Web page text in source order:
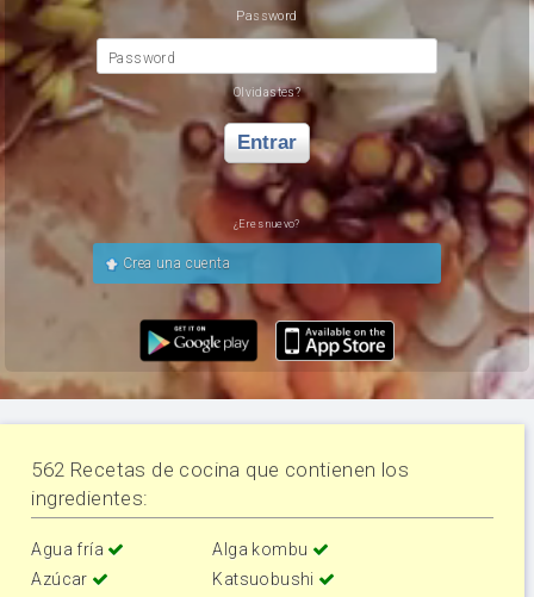
Password
Password
Olvidastes?
Entrar
¿Eres nuevo?
Crea una cuenta
562 Recetas de cocina que contienen los
ingredientes:
Agua fría
Alga kombu
Azúcar
Katsuobushi